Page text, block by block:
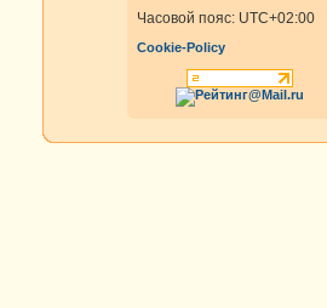
Часовой пояс: UTC+02:00
Cookie-Policy